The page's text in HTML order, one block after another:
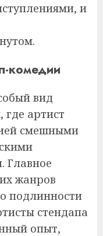
и
комедии
вид
где артист
смешными
Главное
жанров
подлинности
стендапа
опыт,